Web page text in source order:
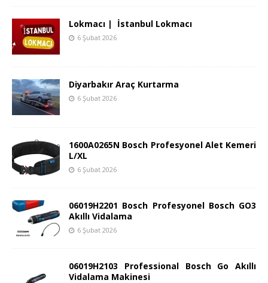
Lokmacı | İstanbul Lokmacı
6 Şubat 2026
Diyarbakır Araç Kurtarma
6 Şubat 2026
1600A0265N Bosch Profesyonel Alet Kemeri
L/XL
6 Şubat 2026
06019H2201 Bosch Profesyonel Bosch GO3
Akıllı Vidalama
6 Şubat 2026
06019H2103 Professional Bosch Go Akıllı
Vidalama Makinesi